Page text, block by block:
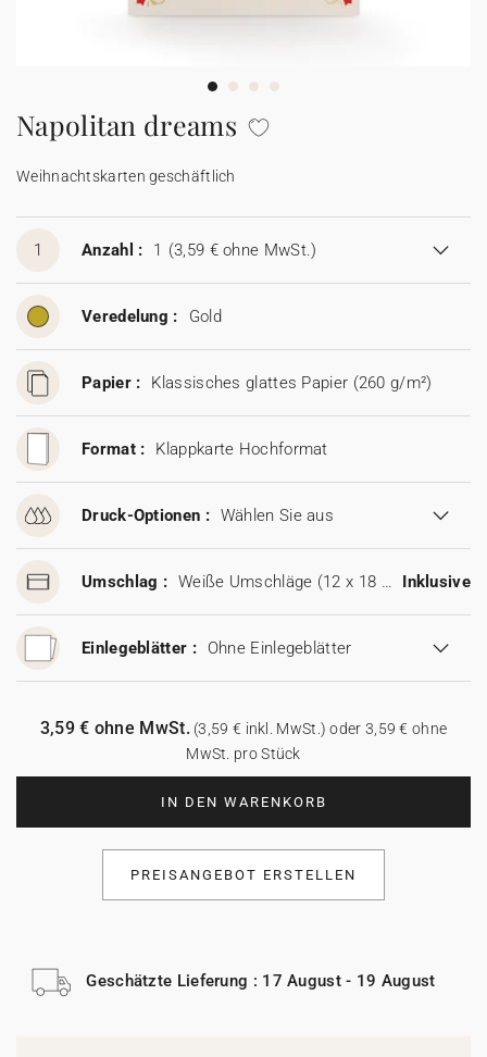
Aufkleber
Napolitan dreams
Weihnachtskarten geschäftlich
1 Anzahl : 1 (3,59 € ohne MwSt.)
Veredelung : Gold
Papier : Klassisches glattes Papier (260 g/m²)
Format : Klappkarte Hochformat
Druck-Optionen : Wählen Sie aus
Umschlag : Weiße Umschläge (12 x 18 cm) Inklusive
Einlegeblätter : Ohne Einlegeblätter
IN DEN WARENKORB
3,59 € ohne MwSt.(3,59 € inkl. MwSt.) oder 3,59 € ohne
MwSt. pro Stück
PREISANGEBOT ERSTELLEN
Geschätzte Lieferung : 17 August - 19 August